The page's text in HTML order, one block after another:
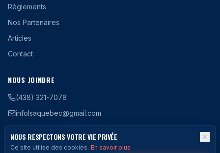
Règlements
Nos Partenaires
Articles
Contact
NOUS JOINDRE
(438) 321-7078
infolsaquebec@gmail.com
NOUS RESPECTONS VOTRE VIE PRIVÉE
Ce site utilise des cookies. En savoir plus